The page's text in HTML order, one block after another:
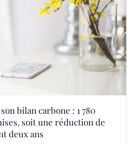
bilan carbone : 1 780
soit une réduction de
deux ans